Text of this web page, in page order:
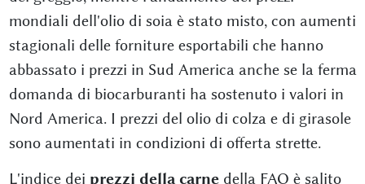
mondiali dell'olio di soia è stato misto, con aumenti
stagionali delle forniture esportabili che hanno
abbassato i prezzi in Sud America anche se la ferma
domanda di biocarburanti ha sostenuto i valori in
Nord America. I prezzi del olio di colza e di girasole
sono aumentati in condizioni di offerta strette.
L'indice dei prezzi della carne della FAO è salito